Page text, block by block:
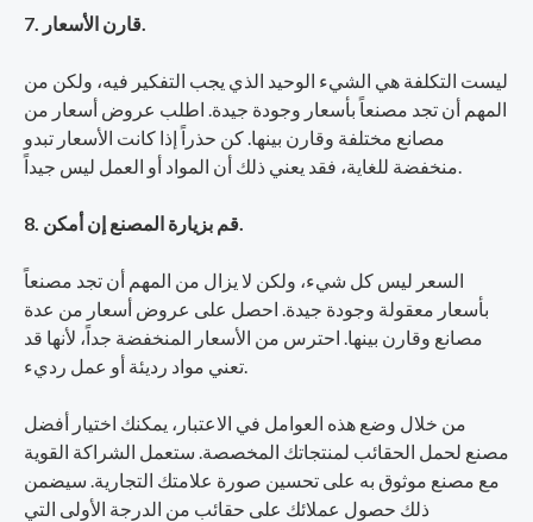
ليست التكلفة هي الشيء الوحيد الذي يجب التفكير فيه، ولكن من
المهم أن تجد مصنعاً بأسعار وجودة جيدة. اطلب عروض أسعار من
مصانع مختلفة وقارن بينها. كن حذراً إذا كانت الأسعار تبدو
السعر ليس كل شيء، ولكن لا يزال من المهم أن تجد مصنعاً
بأسعار معقولة وجودة جيدة. احصل على عروض أسعار من عدة
مصانع وقارن بينها. احترس من الأسعار المنخفضة جداً، لأنها قد
من خلال وضع هذه العوامل في الاعتبار، يمكنك اختيار أفضل
مصنع لحمل الحقائب لمنتجاتك المخصصة. ستعمل الشراكة القوية
مع مصنع موثوق به على تحسين صورة علامتك التجارية. سيضمن
ذلك حصول عملائك على حقائب من الدرجة الأولى التي